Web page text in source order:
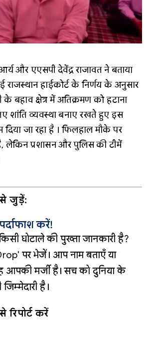
और एएसपी देवेंद्र राजावत ने बताया
राजस्थान हाईकोर्ट के निर्णय के अनुसार
के बहाव क्षेत्र में अतिक्रमण को हटाना
शांति व्यवस्था बनाए रखते हुए इस
जा रहा है । फिलहाल मौके पर
लेकिन प्रशासन और पुलिस की टीमें
से जुड़ें:
पर्दाफाश करें!
घोटाले की पुख्ता जानकारी है?
पर भेजें। आप नाम बताएँ या
आपकी मर्जी है। सच को दुनिया के
है।
रिपोर्ट करें